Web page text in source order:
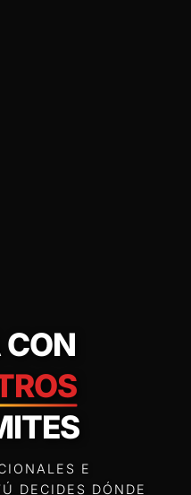
E
DECIDES DÓNDE